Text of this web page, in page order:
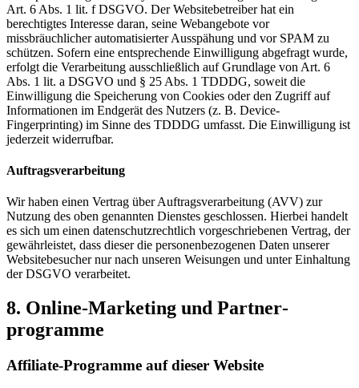
Art. 6 Abs. 1 lit. f DSGVO. Der Websitebetreiber hat ein
berechtigtes Interesse daran, seine Webangebote vor
missbräuchlicher automatisierter Ausspähung und vor SPAM zu
schützen. Sofern eine entsprechende Einwilligung abgefragt wurde,
erfolgt die Verarbeitung ausschließlich auf Grundlage von Art. 6
Abs. 1 lit. a DSGVO und § 25 Abs. 1 TDDDG, soweit die
Einwilligung die Speicherung von Cookies oder den Zugriff auf
Informationen im Endgerät des Nutzers (z. B. Device-
Fingerprinting) im Sinne des TDDDG umfasst. Die Einwilligung ist
jederzeit widerrufbar.
Auftragsverarbeitung
Wir haben einen Vertrag über Auftragsverarbeitung (AVV) zur
Nutzung des oben genannten Dienstes geschlossen. Hierbei handelt
es sich um einen datenschutzrechtlich vorgeschriebenen Vertrag, der
gewährleistet, dass dieser die personenbezogenen Daten unserer
Websitebesucher nur nach unseren Weisungen und unter Einhaltung
der DSGVO verarbeitet.
8. Online-Marketing und Partner­
programme
Affiliate-Programme auf dieser Website